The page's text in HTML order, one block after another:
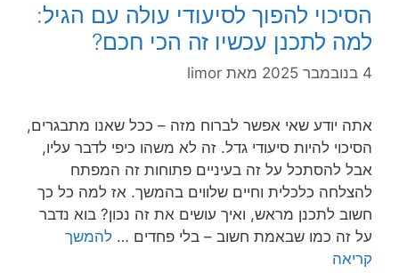
הקרניתהסיכוי להפוך לסיעודי עולה עם הגיל:
למה לתכנן עכשיו זה הכי חכם?
4 בנובמבר 2025 מאת limor
אתה יודע שאי אפשר לברוח מזה – ככל שאנו מתבגרים,
הסיכוי להיות סיעודי גדל. זה לא משהו כיפי לדבר עליו,
אבל להסתכל על זה בעיניים פתוחות זה המפתח
להצלחה כלכלית וחיים שלווים בהמשך. אז למה כל כך
חשוב לתכנן מראש, ואיך עושים את זה נכון? בוא נדבר
על זה כמו שבאמת חשוב – בלי פחדים … להמשך
קריאה